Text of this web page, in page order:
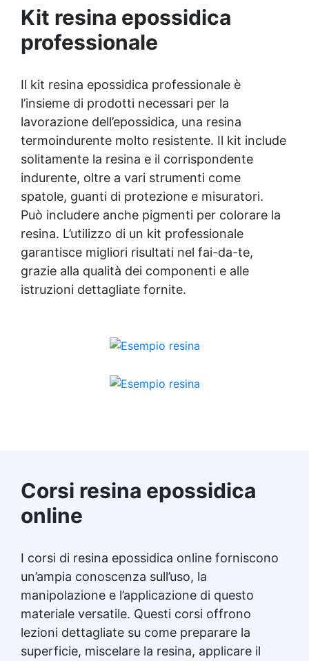
delle tecniche avanzate di manipolazione
della resina epossidica. Scoprirai i segreti
delle mescolanze armoniose, dei pigmenti
brillanti e delle finiture impeccabili per
suggerimenti pratici ti aiuteranno a evitare
gli errori comuni e a superare le sfide che si
presentano durante la manipolazione di
questo affascinante materiale. Che tu voglia
creare gioielli in resina epossidica, realizzare
quadri sbalorditivi o ideare oggetti decorativi
unici, questo e-book sarà la tua guida
indispensabile. Lascia libero sfogo alla tua
creatività e padroneggia l'arte della resina
epossidica grazie ai nostri consigli da esperti
e alle nostre dettagliate istruzioni. Scarica
subito "L'arte della resina epossidica:
suggerimenti e tecniche avanzate" per
scoprire i segreti di questa affascinante
tecnica artistica. Sviluppa le tue abilità
artistiche e crea opere uniche che
di resina epossidica e di lasciare il tuo segno
artistico.
Kit resina epossidica
professionale
Il kit resina epossidica professionale è
l’insieme di prodotti necessari per la
lavorazione dell’epossidica, una resina
termoindurente molto resistente. Il kit include
solitamente la resina e il corrispondente
indurente, oltre a vari strumenti come
spatole, guanti di protezione e misuratori.
Può includere anche pigmenti per colorare la
resina. L’utilizzo di un kit professionale
garantisce migliori risultati nel fai-da-te,
grazie alla qualità dei componenti e alle
istruzioni dettagliate fornite.
Corsi resina epossidica
online
I corsi di resina epossidica online forniscono
un’ampia conoscenza sull’uso, la
manipolazione e l’applicazione di questo
materiale versatile. Questi corsi offrono
lezioni dettagliate su come preparare la
superficie, miscelare la resina, applicare il